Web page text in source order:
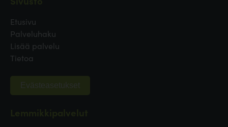
Etusivu
Palveluhaku
Lisää palvelu
Tietoa
Evästeasetukset